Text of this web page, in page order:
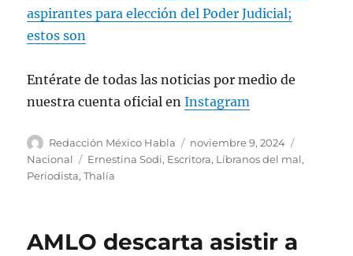
aspirantes para elección del Poder Judicial;
estos son
Entérate de todas las noticias por medio de
nuestra cuenta oficial enInstagram
A
u
t
Redacción México Habla
P
u
a
noviembre 9, 2024
a
Nacional
E
t
e
Ernestina Sodi, Escritora, Líbranos del mal,
Periodista,Thalía
AMLO descarta asistir a